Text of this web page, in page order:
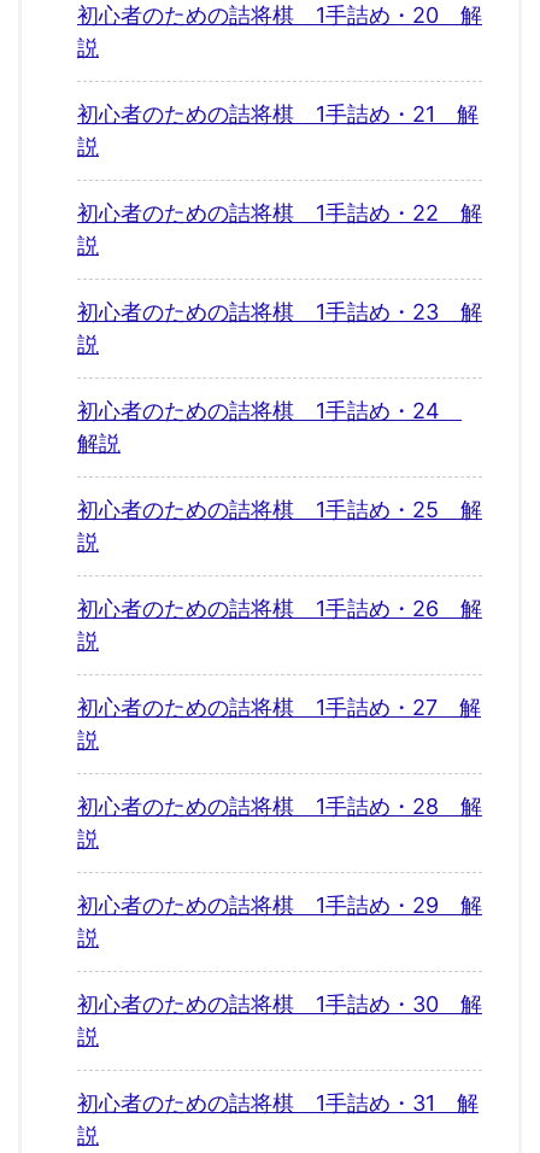
初心者のための詰将棋 1手詰め・20 解
説
初心者のための詰将棋 1手詰め・21 解
説
初心者のための詰将棋 1手詰め・22 解
説
初心者のための詰将棋 1手詰め・23 解
説
初心者のための詰将棋 1手詰め・24
解説
初心者のための詰将棋 1手詰め・25 解
説
初心者のための詰将棋 1手詰め・26 解
説
初心者のための詰将棋 1手詰め・27 解
説
初心者のための詰将棋 1手詰め・28 解
説
初心者のための詰将棋 1手詰め・29 解
説
初心者のための詰将棋 1手詰め・30 解
説
初心者のための詰将棋 1手詰め・31 解
説